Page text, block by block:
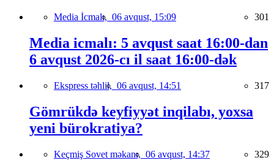
Media İcmalı, 06 avqust, 15:09 301
Media icmalı: 5 avqust saat 16:00-dan
6 avqust 2026-cı il saat 16:00-dək
Ekspress təhlil, 06 avqust, 14:51 317
Gömrükdə keyfiyyət inqilabı, yoxsa
yeni bürokratiya?
Keçmiş Sovet məkanı, 06 avqust, 14:37 329